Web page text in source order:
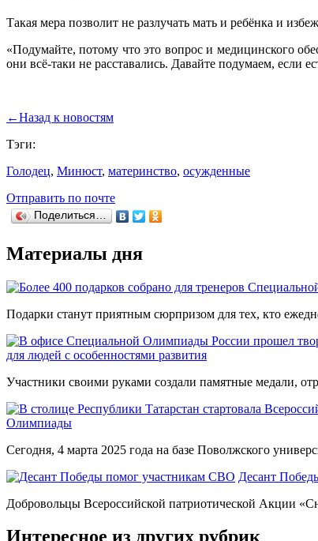
Такая мера позволит не разлучать мать и ребёнка и
«Подумайте, потому что это вопрос и медицинского
они всё-таки не расставались. Давайте подумаем, если
←Назад к новостям
Тэги:
Голодец, Минюст, материнство, осужденные
Отправить по почте
Поделиться…
Материалы дня
Подарки станут приятным сюрпризом для тех, кто
для людей с особенностями развития
Участники своими руками создали памятные медали,
Олимпиады
Сегодня, 4 марта 2025 года на базе Поволжского
Десант
Добровольцы Всероссийской патриотической Акции
Интересное из других рубрик